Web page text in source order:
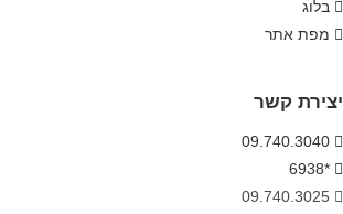
בלוג
מפת אתר
יצירת קשר
09.740.3040
*6938
09.740.3025